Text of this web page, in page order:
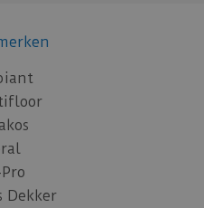
Dekker